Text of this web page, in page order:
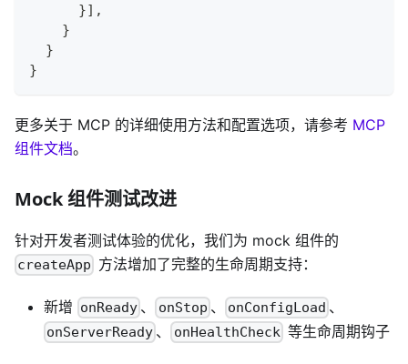
}] ,
}
}
}
更多关于 MCP 的详细使用方法和配置选项，请参考 MCP
组件文档。
Mock 组件测试改进
针对开发者测试体验的优化，我们为 mock 组件的
createApp 方法增加了完整的生命周期支持：
新增 onReady 、 onStop 、 onConfigLoad 、
onServerReady 、 onHealthCheck等生命周期钩子